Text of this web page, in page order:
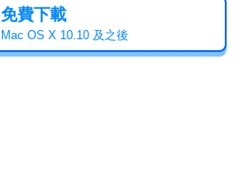
免費下載
Mac OS X 10.10 及之後